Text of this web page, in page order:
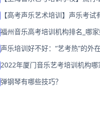
【高考声乐艺术培训】声乐考试
福州音乐高考培训机构排名_哪家
声乐培训好不好：“艺考热”的外
2022年厦门音乐艺考培训机构哪
弹钢琴有哪些技巧？